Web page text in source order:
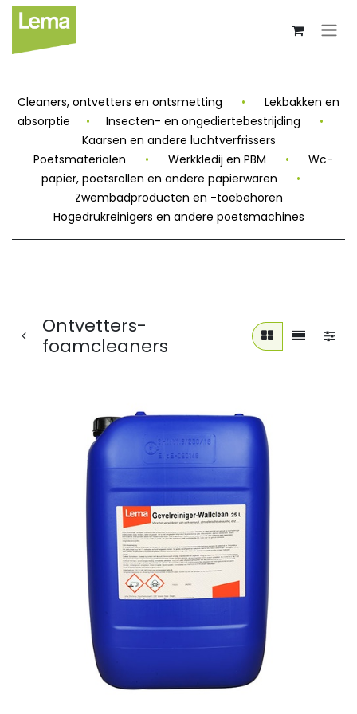
Cleaners, ontvetters en ontsmetting •
Lekbakken en
absorptie
• Insecten- en ongediertebestrijding
•
Kaarsen en andere luchtverfrissers
Poetsmaterialen
• Werkkledij en PBM •
Wc-
papier, poetsrollen en andere papierwaren
•
Zwembadproducten en -toebehoren
Hogedrukreinigers en andere poetsmachines
Ontvetters-
foamcleaners